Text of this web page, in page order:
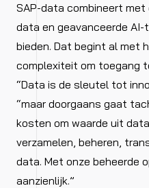
SAP-data combineert
data en geavanceerde AI-
bieden. Dat begint al met
complexiteit om toegang
“Data is de sleutel tot
“maar doorgaans gaat
kosten om waarde uit
verzamelen, beheren,
data. Met onze beheerde
aanzienlijk.”